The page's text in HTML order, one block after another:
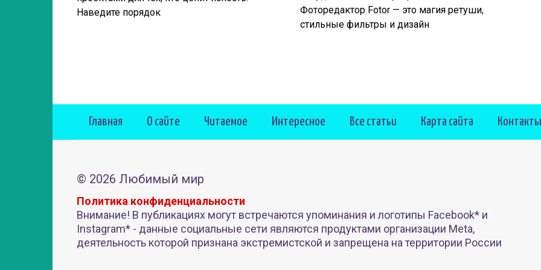
Наведите порядок
Фоторедактор Fotor — это магия ретуши,
стильные фильтры и дизайн
Главная О сайте Читаемое Интересное Все статьи Карта сайта Контакты
© 2026 Любимый мир
Политика конфиденциальности
Внимание! В публикациях могут встречаются упоминания и логотипы Facebook* и
Instagram* - данные социальные сети являются продуктами организации Meta,
деятельность которой признана экстремистской и запрещена на территории России